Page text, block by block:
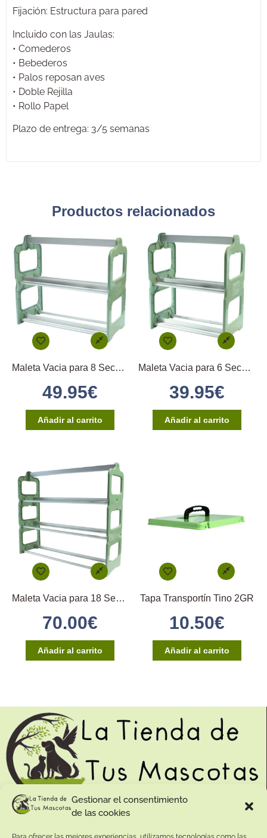
Gestionar el consentimiento
de las cookies
Fijación: Estructura para pared
Incluido con las Jaulas:
• Comederos
• Bebederos
• Palos reposan aves
• Doble Rejilla
• Rollo Papel
Plazo de entrega: 3/5 semanas
Productos relacionados
Maleta Vacia para 8 Secondinos medios
49.95€
Añadir al carrito
Maleta Vacia para 6 Secondinos medios
39.95€
Añadir al carrito
Maleta Vacia para 18 Secondinos Medios 18
70.00€
Añadir al carrito
Tapa Transportín Tino 2GR
10.50€
Añadir al carrito
Contacto: